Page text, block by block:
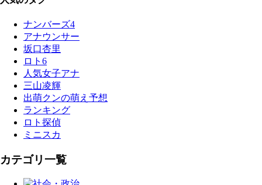
ナンバーズ4
アナウンサー
坂口杏里
ロト6
人気女子アナ
三山凌輝
出萌クンの萌え予想
ランキング
ロト探偵
ミニスカ
カテゴリ一覧